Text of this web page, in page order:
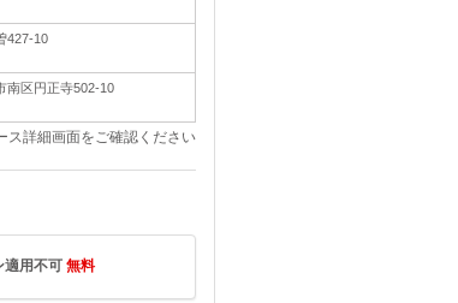
427-10
南区円正寺502-10
詳細画面をご確認ください
適用不可 無料